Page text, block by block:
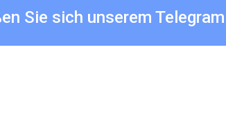
Sie sich unserem